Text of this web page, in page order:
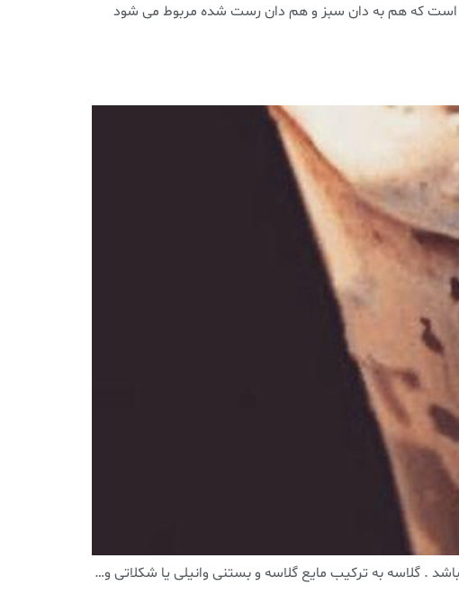
است که هم به دان سبز و هم دان رست شده مربوط می شود
. گلاسه به ترکیب مایع گلاسه و بستنی وانیلی یا شکلاتی و…